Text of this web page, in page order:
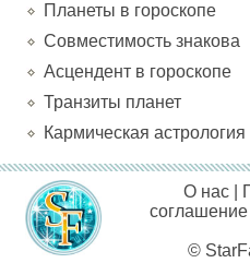
Планеты в гороскопе
Совместимость знакова
Асцендент в гороскопе
Транзиты планет
Кармическая астрология
О нас
соглашение
©